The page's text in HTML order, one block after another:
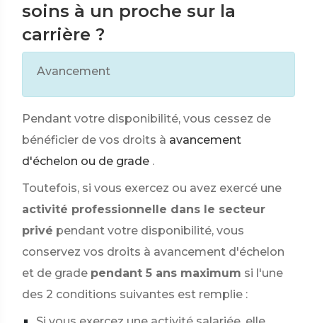
soins à un proche sur la
carrière ?
Avancement
Pendant votre disponibilité, vous cessez de
bénéficier de vos droits à avancement
d'échelon ou de grade .
Toutefois, si vous exercez ou avez exercé une
activité professionnelle dans le secteur
privé pendant votre disponibilité, vous
conservez vos droits à avancement d'échelon
et de grade pendant 5 ans maximum si l'une
des 2 conditions suivantes est remplie :